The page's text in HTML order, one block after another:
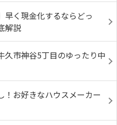
早く現金化するならどっ
解説
市神谷5丁目のゆったり中
！お好きなハウスメーカー